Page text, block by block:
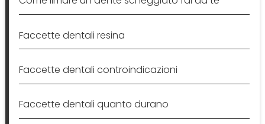
Faccette dentali resina
Faccette dentali controindicazioni
Faccette dentali quanto durano